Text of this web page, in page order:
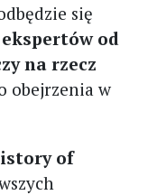
się
od
na rzecz
obejrzenia w
of